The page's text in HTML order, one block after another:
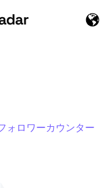
ロワーカウンター